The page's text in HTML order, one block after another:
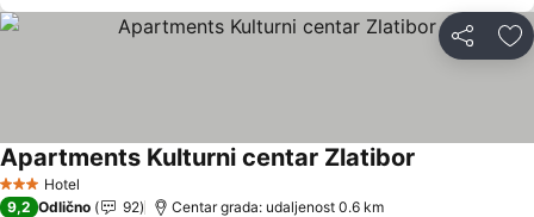
Deli
3 Zvezdice
Hotel
Apartments Kulturni centar Zlatibor
9,2 Odlično 92 Centar grada: udaljenost 0.6 km